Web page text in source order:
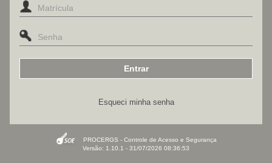
Esqueci minha senha
PROCERGS - Controle de Acesso e Segurança
Versão: 1.10.1 - 31/07/2026 08:36:53